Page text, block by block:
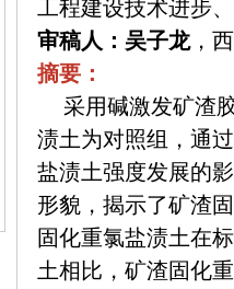
工程建设技术进步
审稿人：吴子龙，
摘要：
采用碱激发矿渣
渍土为对照组，通
盐渍土强度发展的
形貌，揭示了矿渣
固化重氯盐渍土在
土相比，矿渣固化